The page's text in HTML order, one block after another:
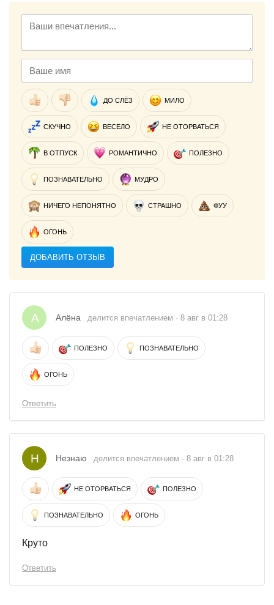
ДО СЛЁЗ МИЛО
СКУЧНО ВЕСЕЛО НЕ ОТОРВАТЬСЯ
В ОТПУСК РОМАНТИЧНО ПОЛЕЗНО
ПОЗНАВАТЕЛЬНО МУДРО
НИЧЕГО НЕПОНЯТНО СТРАШНО ФУУ
ОГОНЬ
ДОБАВИТЬ ОТЗЫВ
А Алёна делится впечатлением · 8 авг в 01:28
ПОЛЕЗНО ПОЗНАВАТЕЛЬНО
ОГОНЬ
Ответить
Н Незнаю делится впечатлением · 8 авг в 01:28
НЕ ОТОРВАТЬСЯ ПОЛЕЗНО
ПОЗНАВАТЕЛЬНО ОГОНЬ
Круто
Ответить